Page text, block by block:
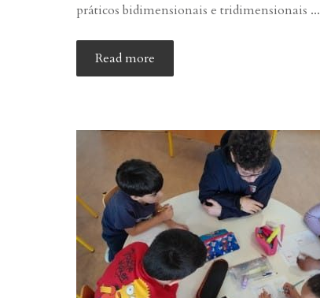
práticos bidimensionais e tridimensionais ...
Read more